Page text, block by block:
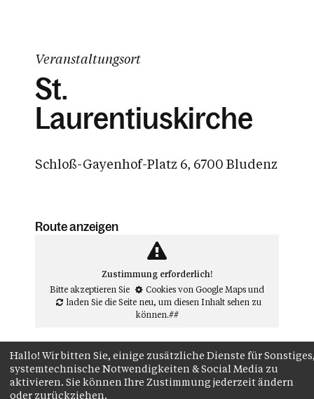
Veranstaltungsort
St.
Laurentiuskirche
Schloß-Gayenhof-Platz 6, 6700 Bludenz
Route anzeigen
Zustimmung erforderlich!
Bitte akzeptieren Sie
Cookies von Google Mapsund
laden Sie die Seite neu, um diesen Inhalt sehen zu
können.##
Hallo! Wir bitten Sie, einige zusätzliche Dienste für
systemtechnische Notwendigkeiten & Social Media zu
aktivieren. Sie können Ihre Zustimmung jederzeit ändern
oder zurückziehen.